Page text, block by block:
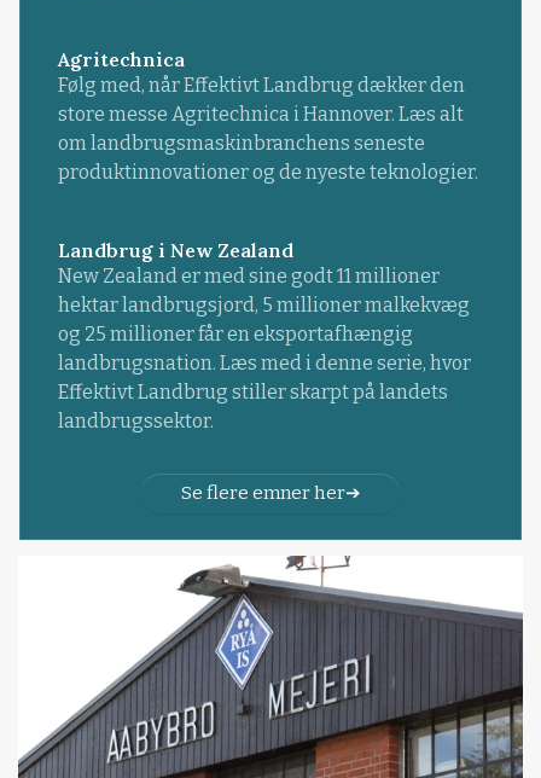
Agritechnica
Følg med, når Effektivt Landbrug dækker den
store messe Agritechnica i Hannover. Læs alt
om landbrugsmaskinbranchens seneste
produktinnovationer og de nyeste teknologier.
Landbrug i New Zealand
New Zealand er med sine godt 11 millioner
hektar landbrugsjord, 5 millioner malkekvæg
og 25 millioner får en eksportafhængig
landbrugsnation. Læs med i denne serie, hvor
Effektivt Landbrug stiller skarpt på landets
landbrugssektor.
Se flere emner her